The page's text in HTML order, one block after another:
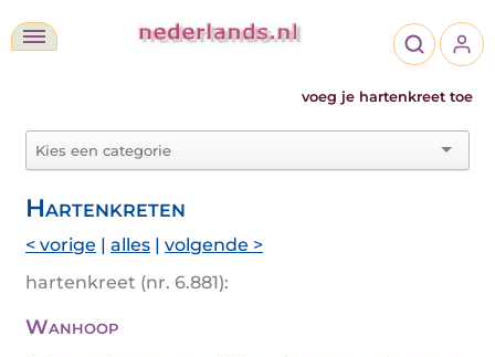
voeg je hartenkreet toe
Hartenkreten
< vorige | alles | volgende >
hartenkreet (nr. 6.881):
Wanhoop